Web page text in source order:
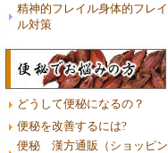
精神的フレイル身体的フレイ
ル対策
どうして便秘になるの？
便秘を改善するには?
便秘 漢方通販（ショッピン